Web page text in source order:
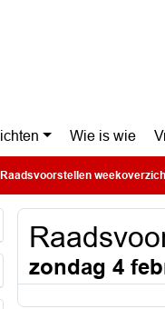
Wie is wie
Raadsvoorstellen
zondag 4